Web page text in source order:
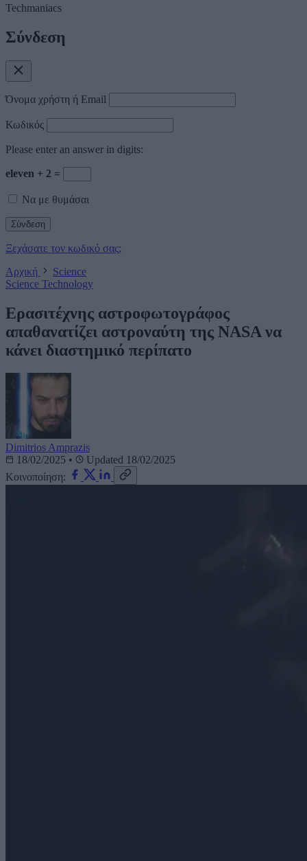
Techmaniacs
Σύνδεση
Όνομα χρήστη ή Email
Κωδικός
Please enter an answer in digits:
eleven + 2 =
Να με θυμάσαι
Ξεχάσατε τον κωδικό σας;
Αρχική
Science
Science Technology
Ερασιτέχνης αστροφωτογράφος
απαθανατίζει αστροναύτη της NASA να
κάνει διαστημικό περίπατο
Dimitrios Amprazis
18/02/2025 •
Updated 18/02/2025
Κοινοποίηση: